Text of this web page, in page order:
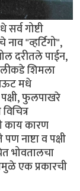
गोष्टी
"व्हर्टिगो",
दरीतले पाईन,
शिमला
मधे
फुलपाखरे
काय कारण
नाष्टा व पक्षी
भोवतालचा
एक प्रकारची